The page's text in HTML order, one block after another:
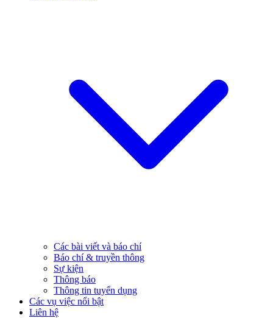
Các bài viết và báo chí
Báo chí & truyền thông
Sự kiện
Thông báo
Thông tin tuyển dụng
Các vụ việc nổi bật
Liên hệ